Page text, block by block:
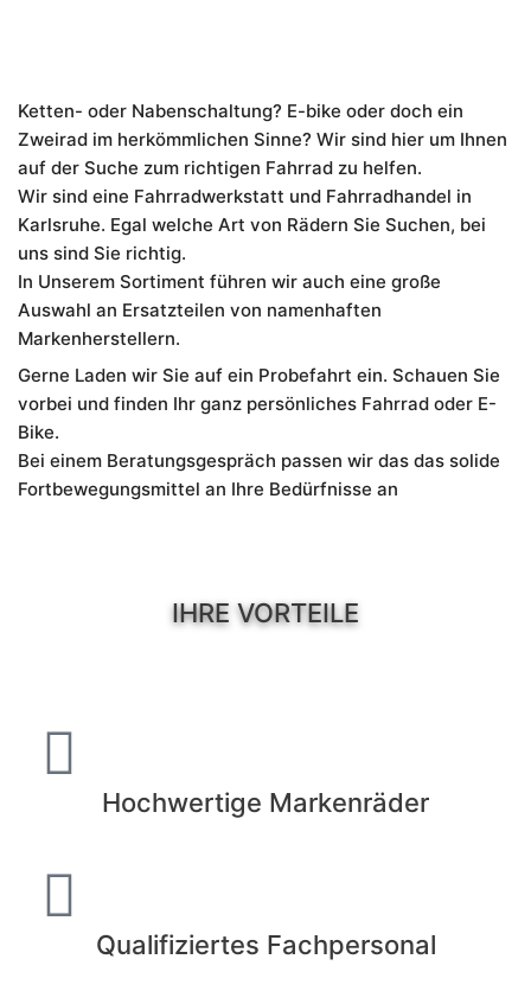
Ketten- oder Nabenschaltung? E-bike oder doch ein
Zweirad im herkömmlichen Sinne? Wir sind hier um Ihnen
auf der Suche zum richtigen Fahrrad zu helfen.
Wir sind eine Fahrradwerkstatt und Fahrradhandel in
Karlsruhe. Egal welche Art von Rädern Sie Suchen, bei
uns sind Sie richtig.
In Unserem Sortiment führen wir auch eine große
Auswahl an Ersatzteilen von namenhaften
Markenherstellern.
Gerne Laden wir Sie auf ein Probefahrt ein. Schauen Sie
vorbei und finden Ihr ganz persönliches Fahrrad oder E-
Bike.
Bei einem Beratungsgespräch passen wir das das solide
Fortbewegungsmittel an Ihre Bedürfnisse an
IHRE VORTEILE
Hochwertige Markenräder
Qualifiziertes Fachpersonal